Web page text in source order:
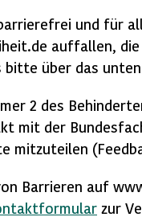
und für
auffallen,
über das
2 des
mit der
mitzuteilen
Barrieren auf
zur